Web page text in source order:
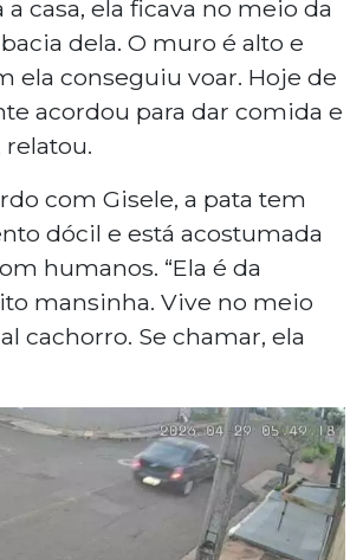
casa, ela ficava no meio da
dela. O muro é alto e
ela conseguiu voar. Hoje de
acordou para dar comida e
relatou.
com Gisele, a pata tem
dócil e está acostumada
humanos. “Ela é da
mansinha. Vive no meio
cachorro. Se chamar, ela